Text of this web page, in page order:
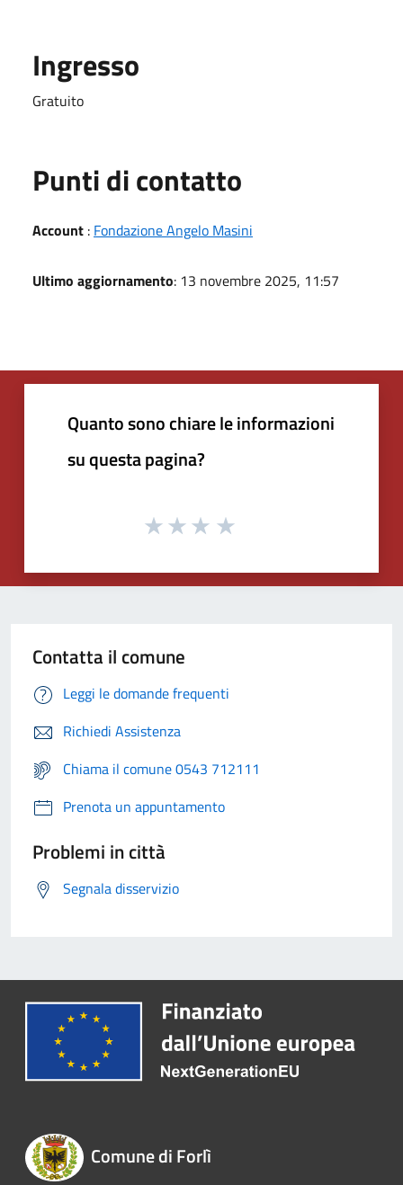
Ingresso
Gratuito
Punti di contatto
Account : Fondazione Angelo Masini
Ultimo aggiornamento: 13 novembre 2025, 11:57
Quanto sono chiare le informazioni
su questa pagina?
Contatta il comune
Leggi le domande frequenti
Richiedi Assistenza
Chiama il comune 0543 712111
Prenota un appuntamento
Problemi in città
Segnala disservizio
Comune di Forlì